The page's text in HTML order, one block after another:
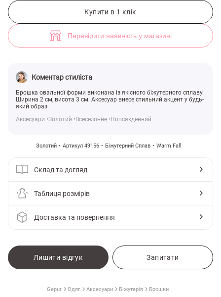
Купити в 1 клік
Перевірити наявність у магазині
Коментар стиліста
Брошка овальної форми виконана із якісного біжутерного сплаву.
Ширина 2 см, висота 3 см. Аксесуар внесе стильний акцент у будь-
який образ
Аксесуари Золотий Всесезонне Повсякденний
Золотий Артикул 49156 Біжутерний Сплав Warm Fall
Склад та догляд
Таблиця розмірів
Доставка та повернення
Лишити відгук Запитати
Gepur Одяг Аксесуари Біжутерія Брошки
Золотиста брошка овальної форми зі стразами (арт. 49156) ♡